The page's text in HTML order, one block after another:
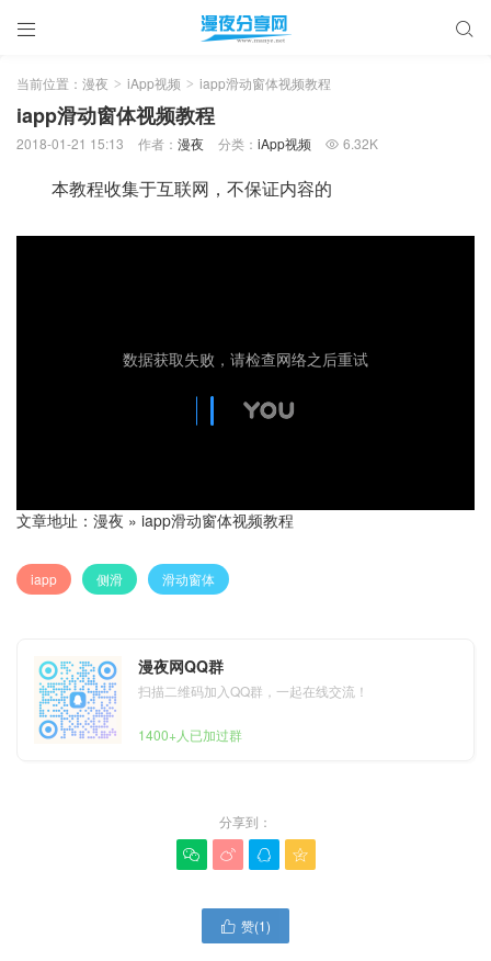
 
当前位置： 漫夜 > iApp视频 > iapp滑动窗体视频教程
iapp滑动窗体视频教程
2018-01-21 15:13 作者： 漫夜 分类： iApp视频  6.32K
本教程收集于互联网，不保证内容的
文章地址： 漫夜 » iapp滑动窗体视频教程
iapp 侧滑 滑动窗体
漫夜网QQ群
扫描二维码加入QQ群，一起在线交流！
1400+人已加过群
分享到：
   
 赞(1)